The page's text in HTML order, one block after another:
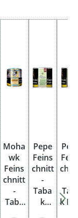
Moha
wk
Feins
chnitt
-
Taba
Pepe
Feins
chnitt
-
Taba
k
k